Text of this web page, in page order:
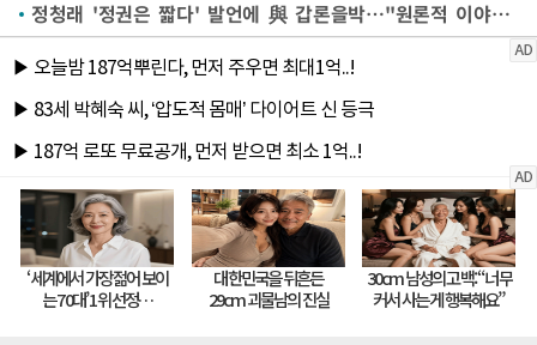
정청래 '정권은 짧다' 발언에 與 갑론을박…"원론적 이야기" "대단한 실언"